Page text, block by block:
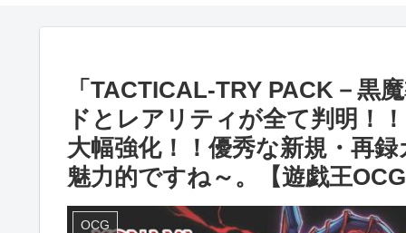
「TACTICAL-TRY PACK－黒
ドとレアリティが全て判明！
大幅強化！！優秀な新規・再
魅力的ですね～。【遊戯王
OCG